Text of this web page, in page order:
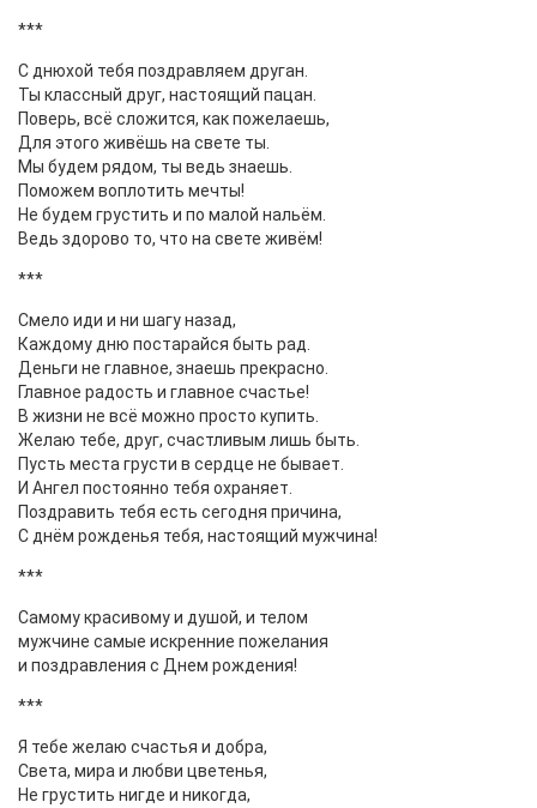
***
С днюхой тебя поздравляем друган.
Ты классный друг, настоящий пацан.
Поверь, всё сложится, как пожелаешь,
Для этого живёшь на свете ты.
Мы будем рядом, ты ведь знаешь.
Поможем воплотить мечты!
Не будем грустить и по малой нальём.
Ведь здорово то, что на свете живём!
***
Смело иди и ни шагу назад,
Каждому дню постарайся быть рад.
Деньги не главное, знаешь прекрасно.
Главное радость и главное счастье!
В жизни не всё можно просто купить.
Желаю тебе, друг, счастливым лишь быть.
Пусть места грусти в сердце не бывает.
И Ангел постоянно тебя охраняет.
Поздравить тебя есть сегодня причина,
С днём рожденья тебя, настоящий мужчина!
***
Самому красивому и душой, и телом
мужчине самые искренние пожелания
и поздравления с Днем рождения!
***
Я тебе желаю счастья и добра,
Света, мира и любви цветенья,
Не грустить нигде и никогда,